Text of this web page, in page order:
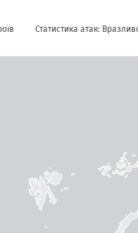
Статистика атак: